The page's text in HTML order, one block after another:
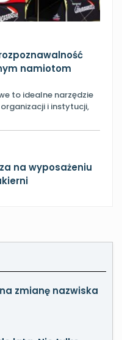
namiotom
to idealne narzędzie
i instytucji,
na wyposażeniu
zmianę nazwiska